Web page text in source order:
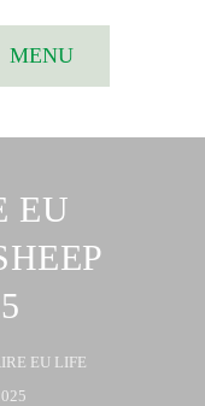
MENU
EU
EU LIFE